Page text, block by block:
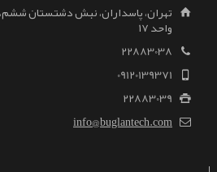
تهران، پاسداران، نبش دشتستان ششم،
واحد ۱۷
22883038
09120139371
22883039
info@buglantech.com